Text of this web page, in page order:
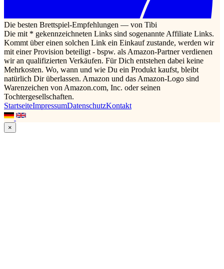
Die besten Brettspiel-Empfehlungen — von Tibi
Die mit * gekennzeichneten Links sind sogenannte Affiliate Links.
Kommt über einen solchen Link ein Einkauf zustande, werden wir
mit einer Provision beteiligt - bspw. als Amazon-Partner verdienen
wir an qualifizierten Verkäufen. Für Dich entstehen dabei keine
Mehrkosten. Wo, wann und wie Du ein Produkt kaufst, bleibt
natürlich Dir überlassen. Amazon und das Amazon-Logo sind
Warenzeichen von Amazon.com, Inc. oder seinen
Tochtergesellschaften.
StartseiteImpressumDatenschutzKontakt
×